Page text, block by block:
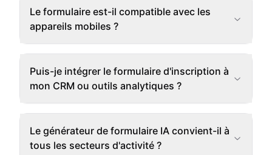
Le formulaire est-il compatible avec les
appareils mobiles ?
Puis-je intégrer le formulaire d'inscription à
mon CRM ou outils analytiques ?
Le générateur de formulaire IA convient-il à
tous les secteurs d'activité ?